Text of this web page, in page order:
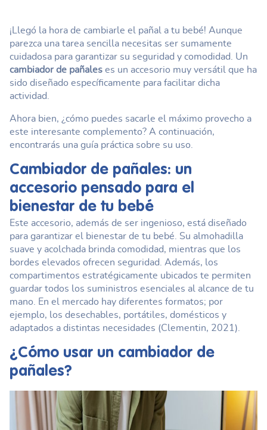
¡Llegó la hora de cambiarle el pañal a tu bebé! Aunque
parezca una tarea sencilla necesitas ser sumamente
cuidadosa para garantizar su seguridad y comodidad. Un
cambiador de pañales es un accesorio muy versátil que ha
sido diseñado específicamente para facilitar dicha
actividad.
Ahora bien, ¿cómo puedes sacarle el máximo provecho a
este interesante complemento? A continuación,
encontrarás una guía práctica sobre su uso.
Cambiador de pañales: un
accesorio pensado para el
bienestar de tu bebé
Este accesorio, además de ser ingenioso, está diseñado
para garantizar el bienestar de tu bebé. Su almohadilla
suave y acolchada brinda comodidad, mientras que los
bordes elevados ofrecen seguridad. Además, los
compartimentos estratégicamente ubicados te permiten
guardar todos los suministros esenciales al alcance de tu
mano. En el mercado hay diferentes formatos; por
ejemplo, los desechables, portátiles, domésticos y
adaptados a distintas necesidades (Clementin, 2021).
¿Cómo usar un cambiador de
pañales?